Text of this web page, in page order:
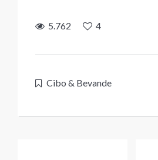
5.762 4
Cibo & Bevande